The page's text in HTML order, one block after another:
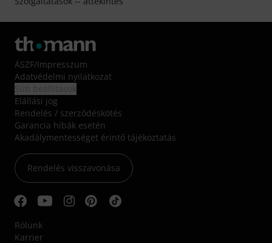
ÁSZF/Impresszum
Adatvédelmi nyilatkozat
Elállási jog
Rendelés / szerződéskötés
Garancia hibák esetén
Akadálymentességet érintő tájékoztatás
Rendelés visszavonása
Rólunk
Karrier